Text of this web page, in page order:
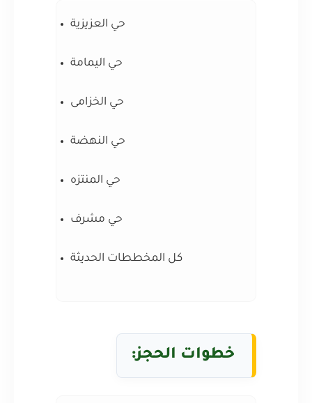
حي العزيزية
حي اليمامة
حي الخزامى
حي النهضة
حي المنتزه
حي مشرف
كل المخططات الحديثة
خطوات الحجز: